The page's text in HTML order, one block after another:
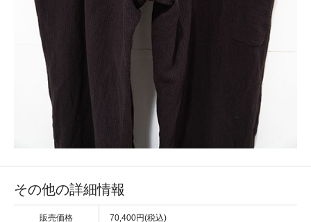
その他の詳細情報
販売価格 70,400円(税込)